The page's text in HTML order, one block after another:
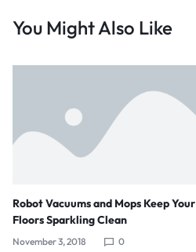
You Might Also Like
Robot Vacuums and Mops Keep Your
Floors Sparkling Clean
November 3, 2018 0